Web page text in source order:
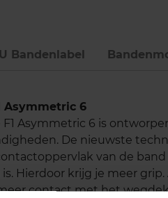
Bandenlabel
Asymmetric 6
F1 Asymmetric 6 is
De nieuwste
van de
Hierdoor krijg je meer
contact met het